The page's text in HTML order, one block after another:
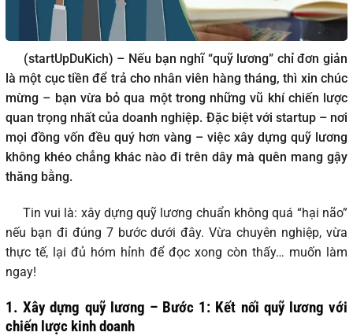
(startUpDuKich) – Nếu bạn nghĩ “quỹ lương” chỉ đơn giản
là một cục tiền để trả cho nhân viên hàng tháng, thì xin chúc
mừng – bạn vừa bỏ qua một trong những vũ khí chiến lược
quan trọng nhất của doanh nghiệp. Đặc biệt với startup – nơi
mọi đồng vốn đều quý hơn vàng – việc xây dựng quỹ lương
không khéo chẳng khác nào đi trên dây mà quên mang gậy
thăng bằng.
Tin vui là: xây dựng quỹ lương chuẩn không quá “hại não”
nếu bạn đi đúng 7 bước dưới đây. Vừa chuyên nghiệp, vừa
thực tế, lại đủ hóm hỉnh để đọc xong còn thấy… muốn làm
ngay!
1. Xây dựng quỹ lương – Bước 1: Kết nối quỹ lương với
chiến lược kinh doanh